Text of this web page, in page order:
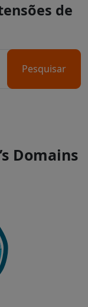
de
Pesquisar